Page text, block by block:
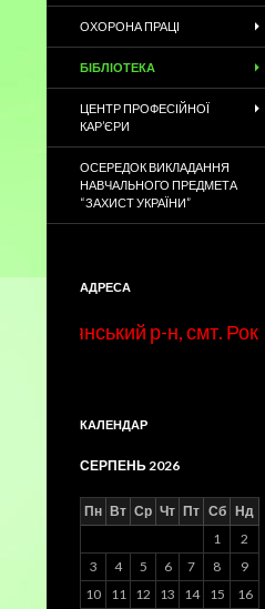
ОХОРОНА ПРАЦІ
БІБЛІОТЕКА
ЦЕНТР ПРОФЕСІЙНОЇ
КАР’ЄРИ
ОСЕРЕДОК ВИКЛАДАННЯ
НАВЧАЛЬНОГО ПРЕДМЕТА
“ЗАХИСТ УКРАЇНИ”
АДРЕСА
р-н, смт.
КАЛЕНДАР
СЕРПЕНЬ 2026
Пн Вт Ср Чт Пт Сб Нд
1
2
3
4 5 6 7 8
9
10
11 12 13 14 15
16